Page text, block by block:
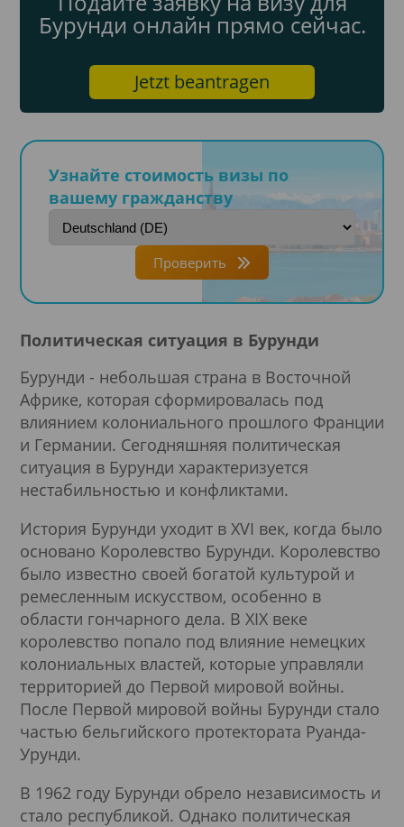
Бурунди онлайн прямо сейчас.
Jetzt beantragen
Узнайте стоимость визы по
вашему гражданству
Проверить
Политическая ситуация в Бурунди
Бурунди - небольшая страна в Восточной
Африке, которая сформировалась под
влиянием колониального прошлого Франции
и Германии. Сегодняшняя политическая
ситуация в Бурунди характеризуется
нестабильностью и конфликтами.
История Бурунди уходит в XVI век, когда было
основано Королевство Бурунди. Королевство
было известно своей богатой культурой и
ремесленным искусством, особенно в
области гончарного дела. В XIX веке
королевство попало под влияние немецких
колониальных властей, которые управляли
территорией до Первой мировой войны.
После Первой мировой войны Бурунди стало
частью бельгийского протектората Руанда-
Урунди.
В 1962 году Бурунди обрело независимость и
стало республикой. Однако политическая